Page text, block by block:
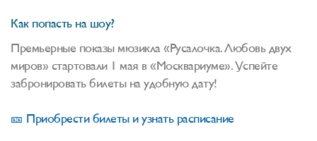
Как попасть на шоу?
Премьерные показы мюзикла «Русалочка. Любовь двух
миров» стартовали 1 мая в «Москвариуме». Успейте
забронировать билеты на удобную дату!
🎫 Приобрести билеты и узнать расписание